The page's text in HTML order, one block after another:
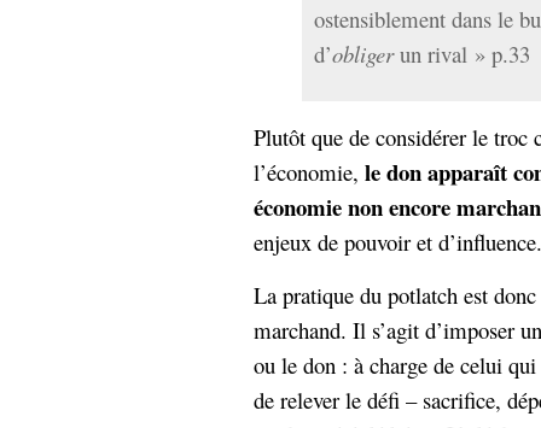
ostensiblement dans le
d’obligerun rival » p.33
Plutôt que de considérer le
l’économie, le don apparaît
économie non encore
enjeux de pouvoir et d’influence.
La pratique du potlatch est
marchand. Il s’agit d’imposer
ou le don : à charge de celui
de relever le défi – sacrifice,